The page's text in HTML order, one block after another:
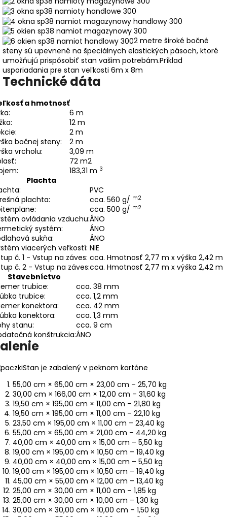
2 metre široké bočné
steny sú upevnené na špeciálnych elastických pásoch, ktoré
umožňujú prispôsobiť stan vašim potrebám.Príklad
usporiadania pre stan veľkosti 6m x 8m
Technické dáta
a hmotnosť
6 m
12 m
2 m
bočnej steny:
2 m
vrcholu:
3,09 m
72 m2
183,31 m 3
Plachta
PVC
plachta:
cca. 560 g/ m2
cca. 500 g/ m2
ovládania vzduchu:ÁNO
systém:
ÁNO
sukňa:
ÁNO
viacerých veľkostí: NIE
č. 1 - Vstup na záves: cca. Hmotnosť 2,77 m x výška 2,42 m
č. 2 - Vstup na záves:cca. Hmotnosť 2,77 m x výška 2,42 m
Stavebníctvo
trubice:
cca. 38 mm
trubice:
cca. 1,2 mm
konektora:
cca. 42 mm
konektora:
cca. 1,3 mm
stanu:
cca. 9 cm
konštrukcia:ÁNO
Stan je zabalený v peknom kartóne
55,00 cm × 65,00 cm × 23,00 cm – 25,70 kg
30,00 cm × 166,00 cm × 12,00 cm – 31,60 kg
19,50 cm × 195,00 cm × 11,00 cm – 21,80 kg
19,50 cm × 195,00 cm × 11,00 cm – 22,10 kg
23,50 cm × 195,00 cm × 11,00 cm – 23,40 kg
55,00 cm × 65,00 cm × 21,00 cm – 44,20 kg
40,00 cm × 40,00 cm × 15,00 cm – 5,50 kg
19,00 cm × 195,00 cm × 10,50 cm – 19,40 kg
40,00 cm × 40,00 cm × 15,00 cm – 5,50 kg
19,00 cm × 195,00 cm × 10,50 cm – 19,40 kg
45,00 cm × 55,00 cm × 12,00 cm – 13,40 kg
25,00 cm × 30,00 cm × 11,00 cm – 1,85 kg
25,00 cm × 30,00 cm × 10,00 cm – 1,30 kg
30,00 cm × 30,00 cm × 10,00 cm – 1,50 kg